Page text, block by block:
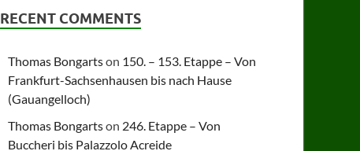
RECENT COMMENTS
Thomas Bongartson 150. – 153. Etappe – Von
Frankfurt-Sachsenhausen bis nach Hause
(Gauangelloch)
Thomas Bongartson 246. Etappe – Von
Buccheri bis Palazzolo Acreide